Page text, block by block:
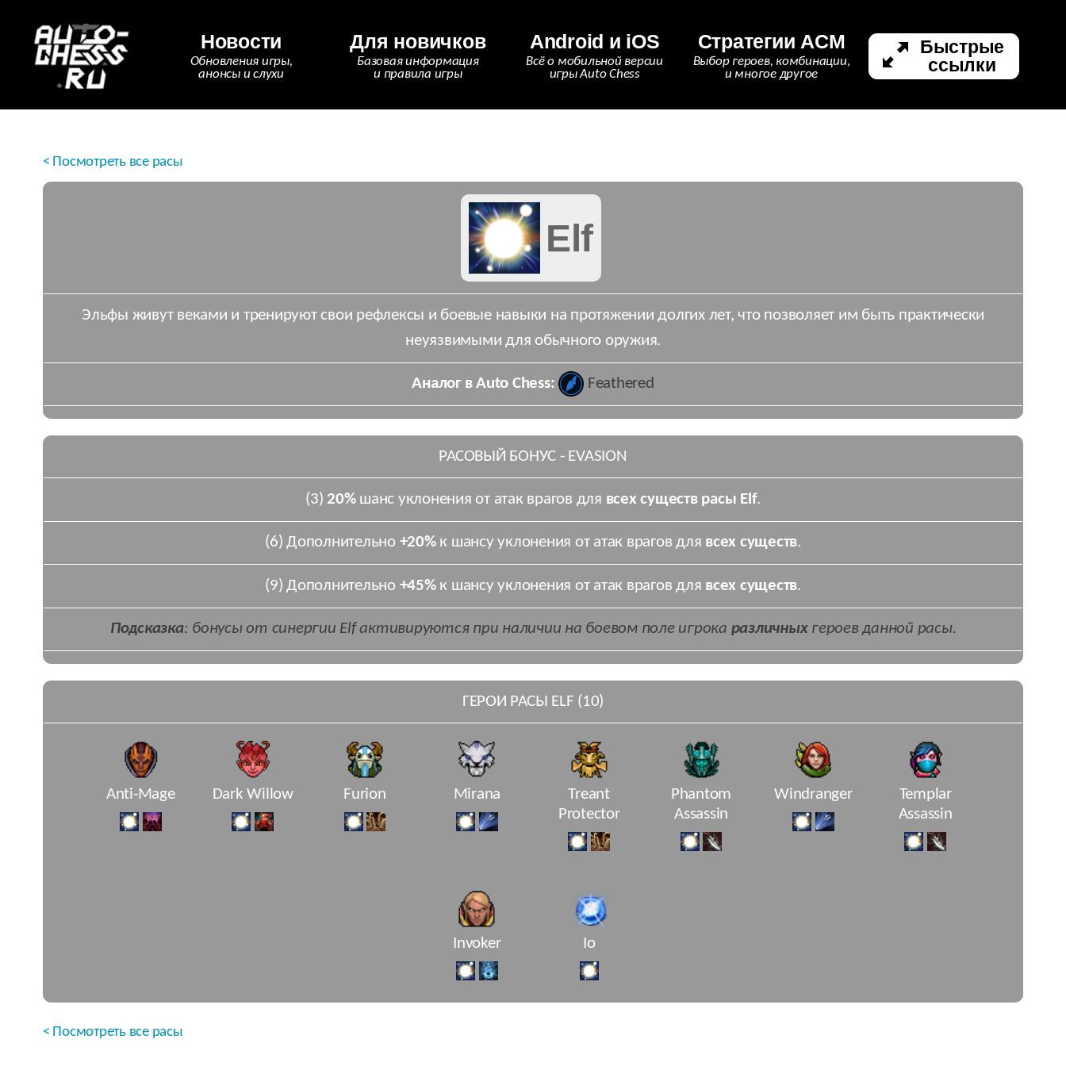
Новости
Обновления игры,
анонсы и слухи
Для новичков
Базовая информация
и правила игры
Android и iOS
Всё о мобильной версии
игры Auto Chess
Стратегии ACM
Выбор героев, комбинации,
и многое другое
Быстрые
ссылки
< Посмотреть все расы
Elf
Эльфы живут веками и тренируют свои рефлексы и боевые навыки на протяжении долгих лет, что позволяет им быть практически
неуязвимыми для обычного оружия.
Аналог в Auto Chess: Feathered
РАСОВЫЙ БОНУС - EVASION
(3) 20%шанс уклонения от атак врагов для всех существ расы Elf.
(6) Дополнительно +20%к шансу уклонения от атак врагов для всех существ.
(9) Дополнительно +45%к шансу уклонения от атак врагов для всех существ.
Подсказка: бонусы от синергии Elf активируются при наличии на боевом поле игрока различныхгероев данной расы.
ГЕРОИ РАСЫ ELF (10)
Anti-Mage Dark Willow Furion Mirana
Treant
Protector
Phantom
Assassin
Windranger
Templar
Assassin
Invoker Io
< Посмотреть все расы